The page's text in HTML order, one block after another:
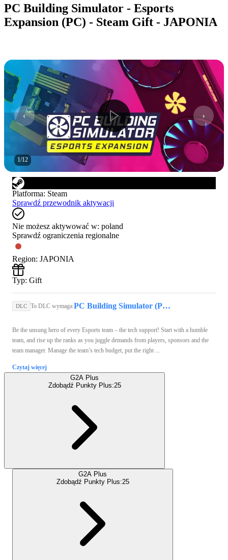
PC Building Simulator - Esports
Expansion (PC) - Steam Gift - JAPONIA
1/12
Platforma: Steam
Sprawdź przewodnik aktywacji
Nie możesz aktywować w: poland
Sprawdź ograniczenia regionalne
Region: JAPONIA
Typ: Gift
DLC To DLC wymaga: PC Building Simulator (PC) - Steam Key - GLOBAL
Be the unsung hero of every Esports team – the tech support! Start with a humble
team, and rise up the ranks as you juggle demands from players, sponsors and the
team manager. Manage the team’s tech budget, put the right ...
Czytaj więcej
G2A Plus
Zdobądź Punkty Plus:25
G2A Plus
Zdobądź Punkty Plus:25